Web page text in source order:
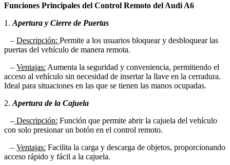
Funciones Principales del Control Remoto del Audi A6
1. Apertura y Cierre de Puertas
– Descripción: Permite a los usuarios bloquear y desbloquear las
puertas del vehículo de manera remota.
– Ventajas: Aumenta la seguridad y conveniencia, permitiendo el
acceso al vehículo sin necesidad de insertar la llave en la cerradura.
Ideal para situaciones en las que se tienen las manos ocupadas.
2. Apertura de la Cajuela
– Descripción: Función que permite abrir la cajuela del vehículo
con solo presionar un botón en el control remoto.
– Ventajas: Facilita la carga y descarga de objetos, proporcionando
acceso rápido y fácil a la cajuela.